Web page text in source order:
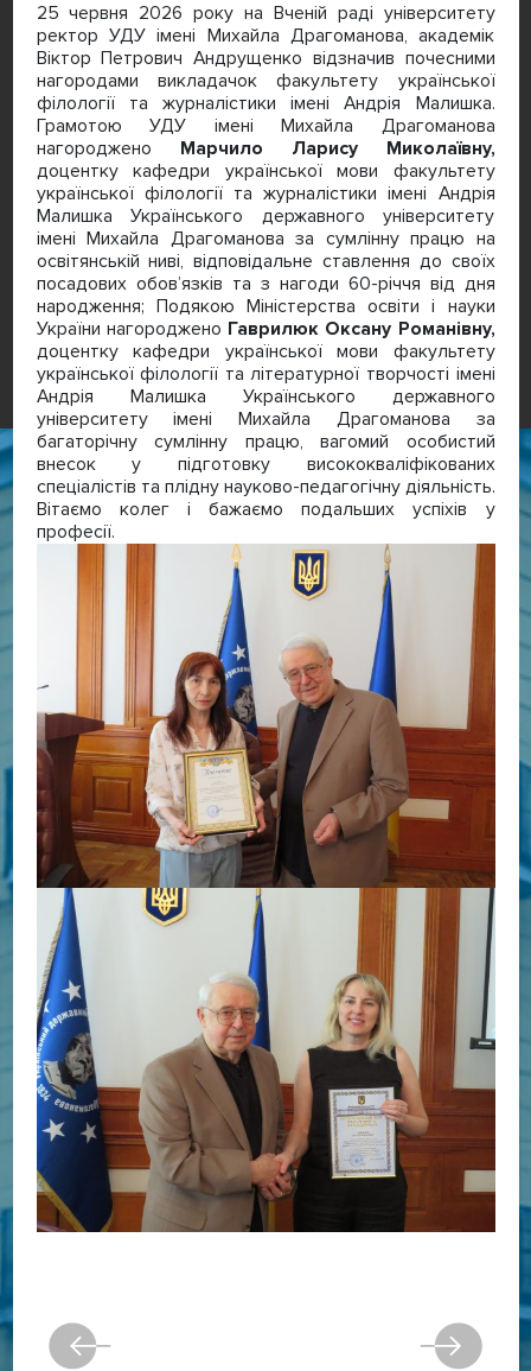
25 червня 2026 року на Вченій раді університету
ректор УДУ імені Михайла Драгоманова, академік
Віктор Петрович Андрущенко відзначив почесними
нагородами викладачок факультету української
філології та журналістики імені Андрія Малишка.
Грамотою УДУ імені Михайла Драгоманова
нагороджено Марчило Ларису Миколаївну,
доцентку кафедри української мови факультету
української філології та журналістики імені Андрія
Малишка Українського державного університету
імені Михайла Драгоманова за сумлінну працю на
освітянській ниві, відповідальне ставлення до своїх
посадових обовʼязків та з нагоди 60-річчя від дня
народження; Подякою Міністерства освіти і науки
України нагороджено Гаврилюк Оксану Романівну,
доцентку кафедри української мови факультету
української філології та літературної творчості імені
Андрія Малишка Українського державного
університету імені Михайла Драгоманова за
багаторічну сумлінну працю, вагомий особистий
внесок у підготовку висококваліфікованих
спеціалістів та плідну науково-педагогічну діяльність.
Вітаємо колег і бажаємо подальших успіхів у
професії.